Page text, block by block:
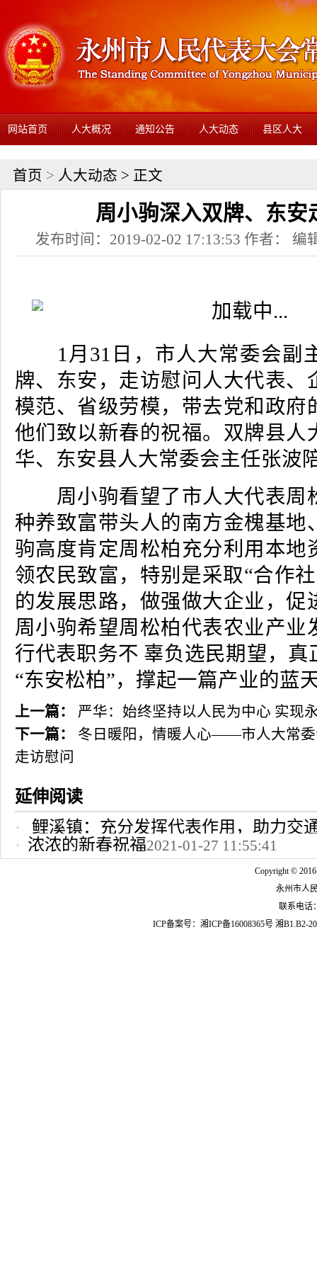
网站首页 人大概况 通知公告 人大动态 县区人大
首页 > 人大动态 > 正文
周小驹深入双牌、东安
发布时间：2019-02-02 17:13:53 作者： 编
1月31日，市人大常委会副
牌、东安，走访慰问人大代表、
模范、省级劳模，带去党和政府
他们致以新春的祝福。双牌县人
华、东安县人大常委会主任张波
周小驹看望了市人大代表周
种养致富带头人的南方金槐基地
驹高度肯定周松柏充分利用本地
领农民致富，特别是采取“合作
的发展思路，做强做大企业，促
周小驹希望周松柏代表农业产业
行代表职务不 辜负选民期望，真
“东安松柏”，撑起一篇产业的蓝
上一篇：
严华：始终坚持以人民为中心 实现
下一篇：
冬日暖阳，情暖人心——市人大常委
走访慰问
延伸阅读
鲤溪镇：充分发挥代表作用，助力交
2022-10-24 12:09:37
浓浓的新春祝福2021-01-27 11:55:41
Copyright ©
永州市人
联系电话
ICP备案号： 湘ICP备16008365号 湘B1.B2-